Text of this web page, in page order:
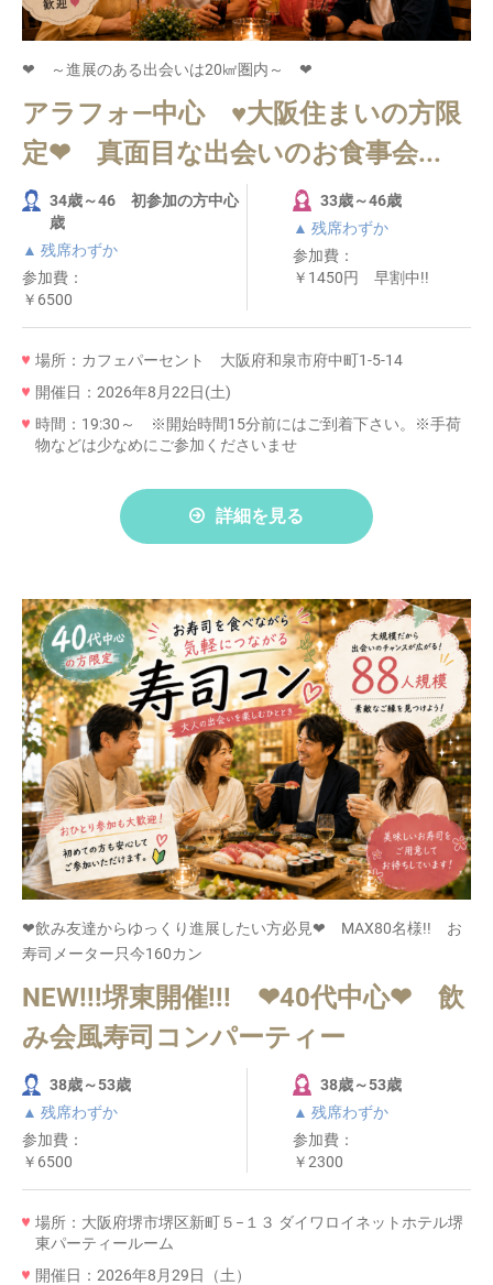
❤ ～進展のある出会いは20㎢圏内～ ❤
アラフォ―中心 ♥大阪住まいの方限
定❤ 真面目な出会いのお食事会...
34歳～46 初参加の方中心
歳
▲ 残席わずか
参加費：
￥6500
33歳～46歳
▲ 残席わずか
参加費：
￥1450円 早割中!!
場所：カフェパーセント 大阪府和泉市府中町1-5-14
開催日：2026年8月22日(土)
時間：19:30～ ※開始時間15分前にはご到着下さい。※手荷
物などは少なめにご参加くださいませ
詳細を見る
❤飲み友達からゆっくり進展したい方必見❤ MAX80名様!! お
寿司メーター只今160カン
NEW!!!堺東開催!!! ❤40代中心❤ 飲
み会風寿司コンパーティー
38歳～53歳
▲ 残席わずか
参加費：
￥6500
38歳～53歳
▲ 残席わずか
参加費：
￥2300
場所：大阪府堺市堺区新町５−１３ ダイワロイネットホテル堺
東パーティールーム
開催日：2026年8月29日（土）